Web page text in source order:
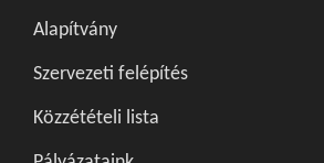
Alapítvány
Szervezeti felépítés
Közzétételi lista